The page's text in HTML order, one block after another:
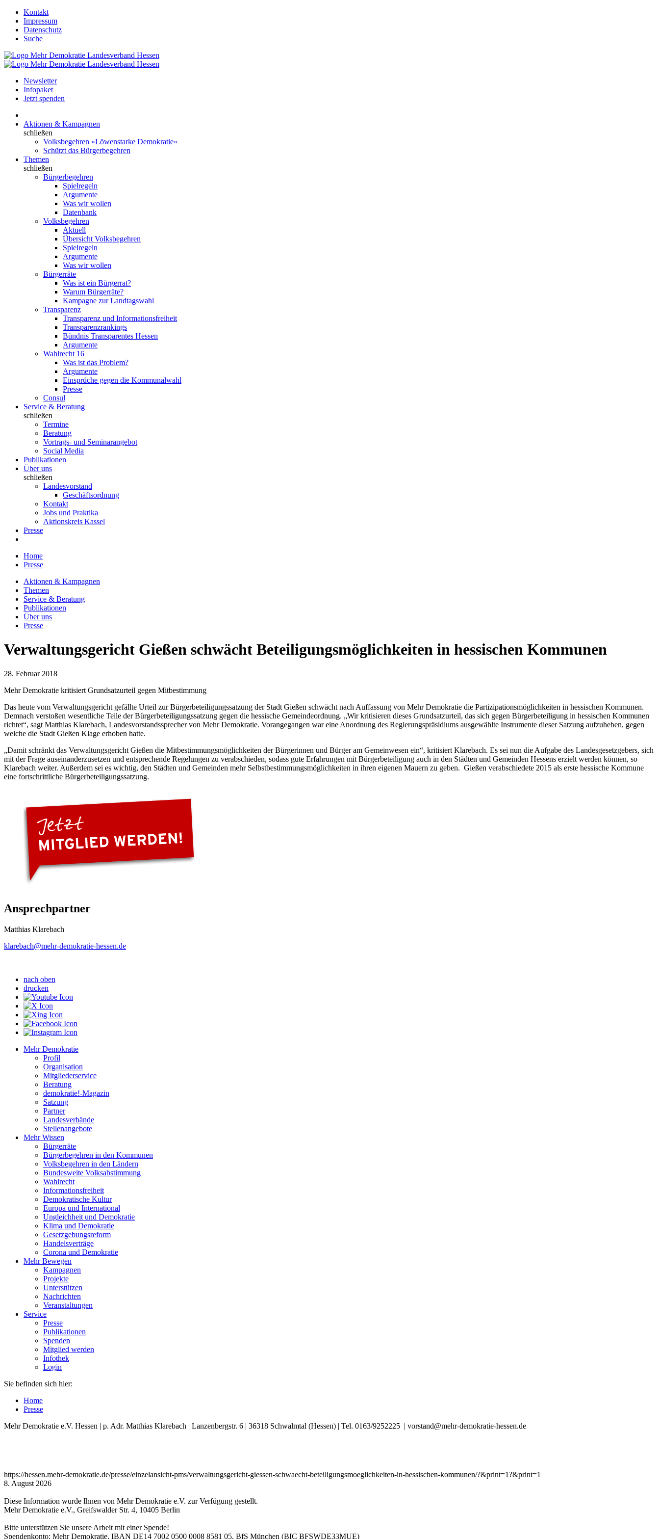
Kontakt
Impressum
Datenschutz
Suche
Newsletter
Infopaket
Jetzt spenden
Aktionen & Kampagnen
schließen
Volksbegehren »Löwenstarke Demokratie«
Schützt das Bürgerbegehren
Themen
schließen
Bürgerbegehren
Spielregeln
Argumente
Was wir wollen
Datenbank
Volksbegehren
Aktuell
Übersicht Volksbegehren
Spielregeln
Argumente
Was wir wollen
Bürgerräte
Was ist ein Bürgerrat?
Warum Bürgerräte?
Kampagne zur Landtagswahl
Transparenz
Transparenz und Informationsfreiheit
Transparenzrankings
Bündnis Transparentes Hessen
Argumente
Wahlrecht 16
Was ist das Problem?
Argumente
Einsprüche gegen die Kommunalwahl
Presse
Consul
Service & Beratung
schließen
Termine
Beratung
Vortrags- und Seminarangebot
Social Media
Publikationen
Über uns
schließen
Landesvorstand
Geschäftsordnung
Kontakt
Jobs und Praktika
Aktionskreis Kassel
Presse
Home
Presse
Aktionen & Kampagnen
Themen
Service & Beratung
Publikationen
Über uns
Presse
Verwaltungsgericht Gießen schwächt Beteiligungsmöglichkeiten in hessischen Kommunen
28. Februar 2018
Mehr Demokratie kritisiert Grundsatzurteil gegen Mitbestimmung
Das heute vom Verwaltungsgericht gefällte Urteil zur Bürgerbeteiligungssatzung der Stadt Gießen schwächt nach Auffassung von Mehr Demokratie die Partizipationsmöglichkeiten in hessischen Kommunen.
Demnach verstoßen wesentliche Teile der Bürgerbeteiligungssatzung gegen die hessische Gemeindeordnung. „Wir kritisieren dieses Grundsatzurteil, das sich gegen Bürgerbeteiligung in hessischen Kommunen
richtet“, sagt Matthias Klarebach, Landesvorstandssprecher von Mehr Demokratie. Vorangegangen war eine Anordnung des Regierungspräsidiums ausgewählte Instrumente dieser Satzung aufzuheben, gegen
welche die Stadt Gießen Klage erhoben hatte.
„Damit schränkt das Verwaltungsgericht Gießen die Mitbestimmungsmöglichkeiten der Bürgerinnen und Bürger am Gemeinwesen ein“, kritisiert Klarebach. Es sei nun die Aufgabe des Landesgesetzgebers, sich
mit der Frage auseinanderzusetzen und entsprechende Regelungen zu verabschieden, sodass gute Erfahrungen mit Bürgerbeteiligung auch in den Städten und Gemeinden Hessens erzielt werden können, so
Klarebach weiter. Außerdem sei es wichtig, den Städten und Gemeinden mehr Selbstbestimmungsmöglichkeiten in ihren eigenen Mauern zu geben. Gießen verabschiedete 2015 als erste hessische Kommune
eine fortschrittliche Bürgerbeteiligungssatzung.
Ansprechpartner
Matthias Klarebach
klarebach@mehr-demokratie-hessen.de
nach oben
drucken
Mehr Demokratie
Profil
Organisation
Mitgliederservice
Beratung
demokratie!-Magazin
Satzung
Partner
Landesverbände
Stellenangebote
Mehr Wissen
Bürgerräte
Bürgerbegehren in den Kommunen
Volksbegehren in den Ländern
Bundesweite Volksabstimmung
Wahlrecht
Informationsfreiheit
Demokratische Kultur
Europa und International
Ungleichheit und Demokratie
Klima und Demokratie
Gesetzgebungsreform
Handelsverträge
Corona und Demokratie
Mehr Bewegen
Kampagnen
Projekte
Unterstützen
Nachrichten
Veranstaltungen
Service
Presse
Publikationen
Spenden
Mitglied werden
Infothek
Login
Sie befinden sich hier:
Home
Presse
Mehr Demokratie e.V. Hessen | p. Adr. Matthias Klarebach | Lanzenbergstr. 6 | 36318 Schwalmtal (Hessen) | Tel. 0163/9252225 | vorstand@mehr-demokratie-hessen.de
https://hessen.mehr-demokratie.de/presse/einzelansicht-pms/verwaltungsgericht-giessen-schwaecht-beteiligungsmoeglichkeiten-in-hessischen-kommunen/?&print=1?&print=1
8. August 2026
Diese Information wurde Ihnen von Mehr Demokratie e.V. zur Verfügung gestellt.
Mehr Demokratie e.V., Greifswalder Str. 4, 10405 Berlin
Bitte unterstützen Sie unsere Arbeit mit einer Spende!
Spendenkonto: Mehr Demokratie, IBAN DE14 7002 0500 0008 8581 05, BfS München (BIC BFSWDE33MUE)